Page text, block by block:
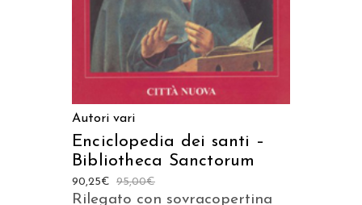
Autori vari
Enciclopedia dei santi –
Bibliotheca Sanctorum
95,00€
90,25€
Rilegato con sovracopertina